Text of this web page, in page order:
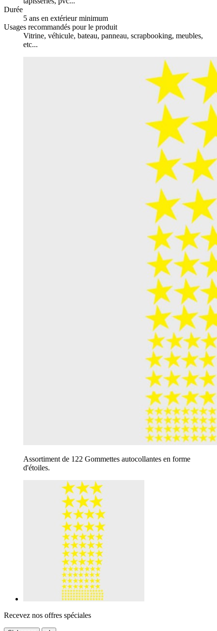
Durée
5 ans en extérieur minimum
Usages recommandés pour le produit
Vitrine, véhicule, bateau, panneau, scrapbooking, meubles,
etc...
Assortiment de 122 Gommettes autocollantes en forme
d'étoiles.
Recevez nos offres spéciales